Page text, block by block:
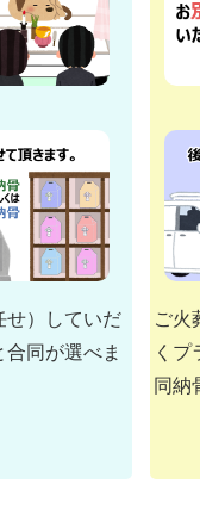
せ）していだ
同が選べま
ご火
くプ
同納